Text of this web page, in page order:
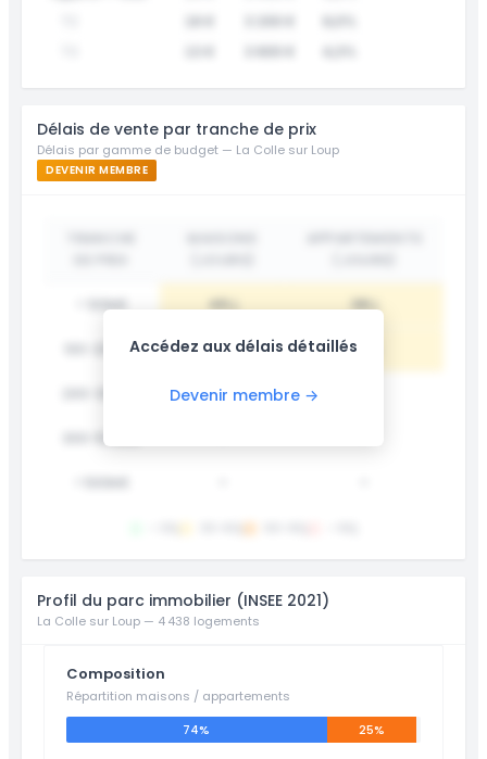
Délais de vente par tranche de prix
Délais par gamme de budget — La Colle sur Loup
DEVENIR MEMBRE
< 100k€ 45 j 38 j
100-200k€ 62 j 55 j
78 j
300-500k€
Accédez aux délais détaillés
Devenir membre →
Profil du parc immobilier (INSEE 2021)
La Colle sur Loup — 4 438 logements
Composition
Répartition maisons / appartements
74%
25%